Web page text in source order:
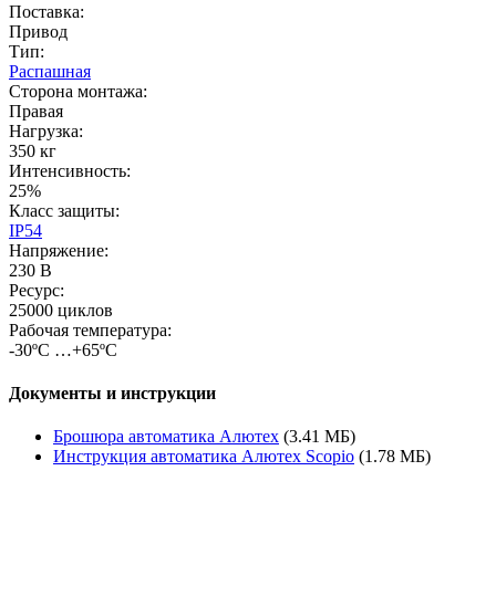
Поставка:
Привод
Тип:
Распашная
Сторона монтажа:
Правая
Нагрузка:
350 кг
Интенсивность:
25%
Класс защиты:
IP54
Напряжение:
230 В
Ресурс:
25000 циклов
Рабочая температура:
-30ºС …+65ºС
Документы и инструкции
Брошюра автоматика Алютех (3.41 МБ)
Инструкция автоматика Алютех Scopio (1.78 МБ)